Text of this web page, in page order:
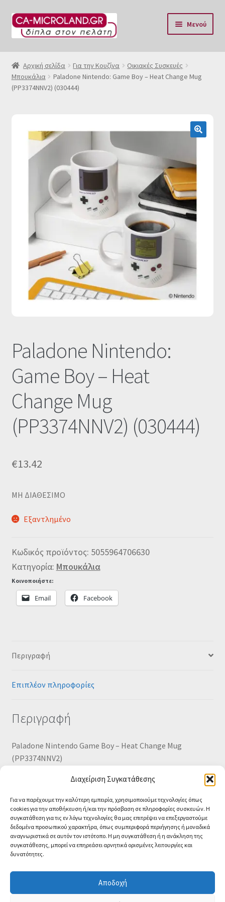
Διαχείριση Συγκατάθεσης
Για να παρέχουμε την καλύτερη εμπειρία, χρησιμοποιούμε τεχνολογίες όπως
cookies για την αποθήκευση ή/και την πρόσβαση σε πληροφορίες συσκευών. Η
συγκατάθεση για τις εν λόγω τεχνολογίες θα μας επιτρέψει να επεξεργαστούμε
δεδομένα προσωπικού χαρακτήρα, όπως συμπεριφορά περιήγησης ή μοναδικά
αναγνωριστικά σε αυτόν τον ιστότοπο. Η μη συγκατάθεση ή η ανάκληση της
συγκατάθεσης, μπορεί να επηρεάσει αρνητικά ορισμένες λειτουργίες και
δυνατότητες.
Αποδοχή
Απευθείας
μετάβαση
Μετάβαση
σε
Μενού
Αρχική
Η Eταιρία μας
Αποστολές
Τρόποι Πληρωμής
Πολιτική επιστροφών
Οι Συνεργασίες μας
Καλάθι
Ολοκλήρωση παραγγελίας
Αρχική σελίδα Για την Κουζίνα
Οικιακές Συσκευές
Μπουκάλια
Paladone Nintendo: Game Boy – Heat Change Mug
(PP3374NNV2) (030444)
Paladone Nintendo:
Game Boy – Heat
Change Mug
(PP3374NNV2) (030444)
€13.42
MΗ ΔΙΑΘΕΣΙΜΟ
Εξαντλημένο
Κωδικός προϊόντος: 5055964706630
Κατηγορία: Μπουκάλια
Κοινοποιήστε:
Email Facebook
Περιγραφή
Επιπλέον πληροφορίες
Περιγραφή
Paladone Nintendo Game Boy – Heat Change Mug
(PP3374NNV2)
EN,FR,DE,ES,IT,NL,PT Pack / Carton Box (PP3374NN)
© CA-MICROLAND 2026
Papaki Managed WordPress with
WooCommerce